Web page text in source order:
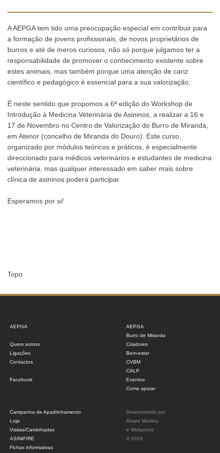
A AEPGA tem tido uma preocupação especial em contribuir para
a formação de jovens profissionais, de novos proprietários de
burros e até de meros curiosos, não só porque julgamos ter a
responsabilidade de promover o conhecimento existente sobre
estes animais, mas também porque uma atenção de cariz
científico e pedagógico é essencial para a sua valorização.
É neste sentido que propomos a 6ª edição do Workshop de
Introdução à Medicina Veterinária de Asininos, a realizar a 16 e
17 de Novembro no Centro de Valorização do Burro de Miranda,
em Atenor (concelho de Miranda do Douro). Este curso,
organizado por módulos teóricos e práticos, é especialmente
direccionado para médicos veterinários e estudantes de medicina
veterinária, mas qualquer interessado em saber mais sobre
clínica de asininos poderá participar.
Esperamos por si!
Topo
AEPGA
Quem somos
Ligações
Contactos
Facebook
AEPGA
Burro de Miranda
Criadores
Bem-estar
CVBM
CALP
Eventos
Como apoiar
Campanha de Apadrinhamento
Loja
Visitas/Caminhadas
ASINIFIRE
Fichas informativas
Desenvolvido por
Álvaro Martino
e Webprodz
© 2019